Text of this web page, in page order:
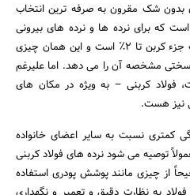
جستجو
یا همان 220 خودمان بدون شک مقرون به صرفه ترین انتخاب
که برای نرده ها و نرده های بیرونی
استفاده شود. فرآیند تولید دارای یک جزء کربن تا 2٪ است و این همان چیزی
مشخصه آن را می دهد. اما علیرغم
فولاد کربنی – به ویژه در مکان های
نیز هست.
کمتری نسبت به سایر اعضای خانواده
توصیه می شود نرده های فولاد کربنی
از چیزی مانند پوشش پودری استفاده